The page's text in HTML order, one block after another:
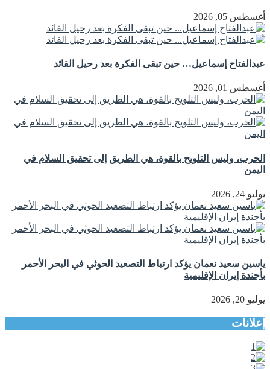
أغسطس 05, 2026
عبدالفتاح إسماعيل… حين تبقى الفكرة بعد رحيل القائد
أغسطس 01, 2026
الحرب، وليس التلويح بالقوة، هي الطريق إلى تحقيق السلام في
اليمن
يوليو 24, 2026
ياسين سعيد نعمان يؤكد ارتباط التصعيد الحوثي في البحر الأحمر
بأجندة إيران الإقليمية
يوليو 20, 2026
إعلانات